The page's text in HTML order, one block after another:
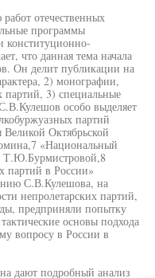
отечественных
программы
конституционно-
что данная тема начала
Он делит публикации на
2) монографии,
партий, 3) специальные
особо выделяет
партий
Октябрьской
«Национальный
Т.Ю.Бурмистровой,8
партий в России»
С.В.Кулешова, на
непролетарских партий,
предприняли попытку
основы подхода
вопросу в России в
дают подробный анализ